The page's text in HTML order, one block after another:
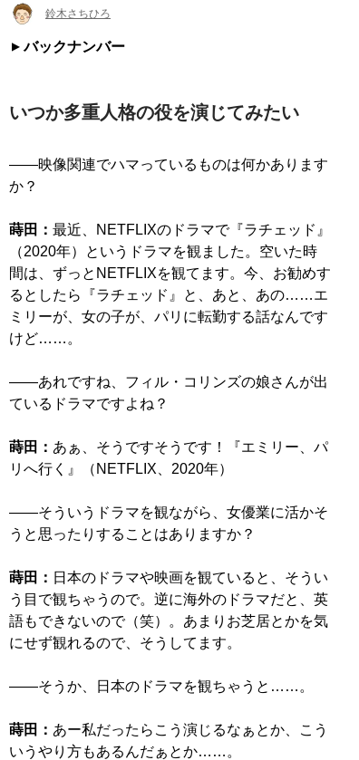
鈴木さちひろ
バックナンバー
いつか多重人格の役を演じてみたい
――映像関連でハマっているものは何かあります
か？
蒔田： 最近、NETFLIXのドラマで『ラチェッド』
（2020年）というドラマを観ました。空いた時
間は、ずっとNETFLIXを観てます。今、お勧めす
るとしたら『ラチェッド』と、あと、あの……エ
ミリーが、女の子が、パリに転勤する話なんです
けど……。
――あれですね、フィル・コリンズの娘さんが出
ているドラマですよね？
蒔田： あぁ、そうですそうです！『エミリー、パ
リへ行く』（NETFLIX、2020年）
――そういうドラマを観ながら、女優業に活かそ
うと思ったりすることはありますか？
蒔田： 日本のドラマや映画を観ていると、そうい
う目で観ちゃうので。逆に海外のドラマだと、英
語もできないので（笑）。あまりお芝居とかを気
にせず観れるので、そうしてます。
――そうか、日本のドラマを観ちゃうと……。
蒔田： あー私だったらこう演じるなぁとか、こう
いうやり方もあるんだぁとか……。